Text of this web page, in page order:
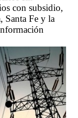
con subsidio,
Santa Fe y la